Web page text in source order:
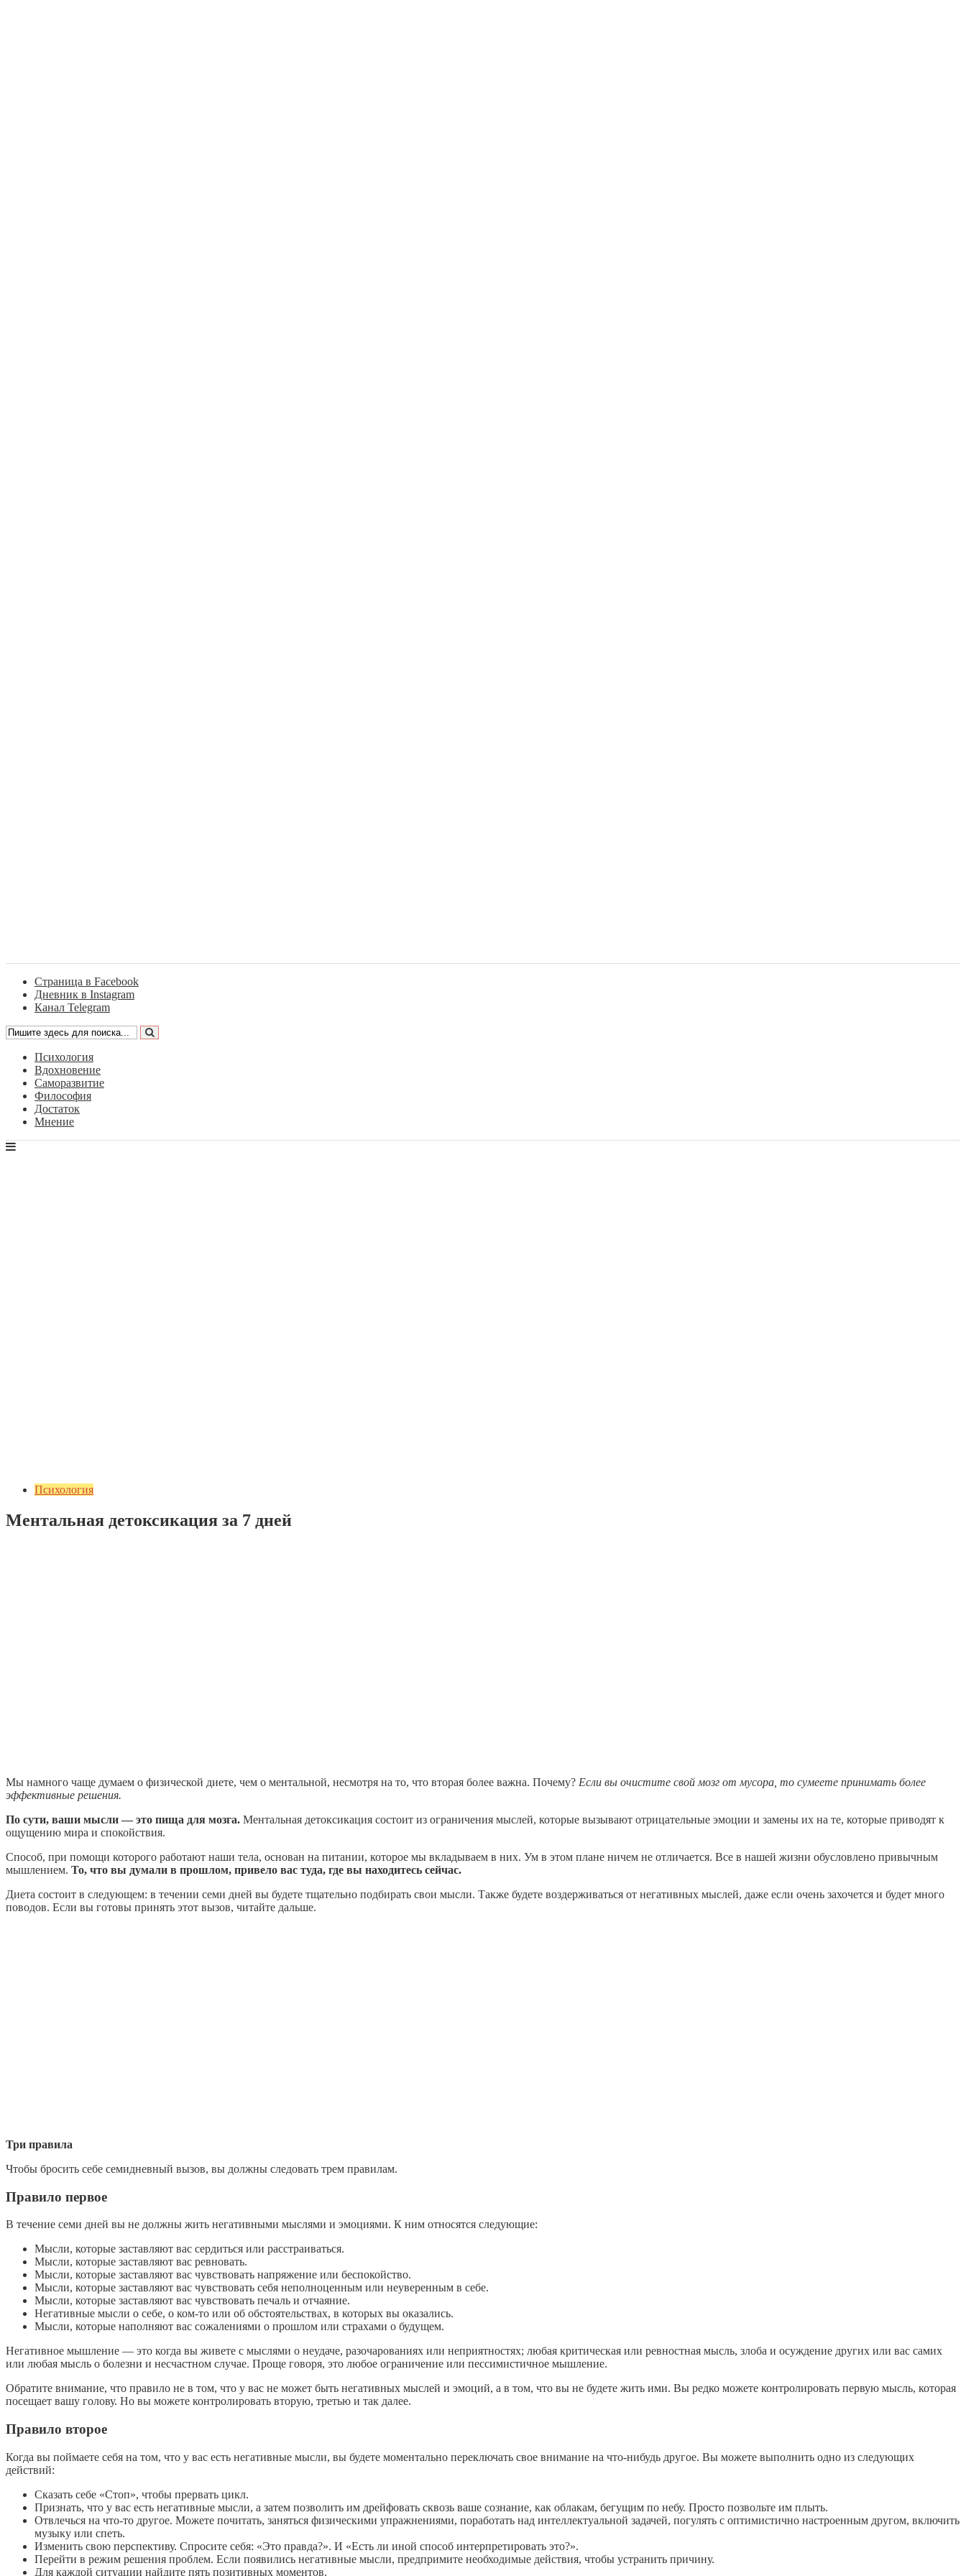
Страница в Facebook
Дневник в Instagram
Канал Telegram
Психология
Вдохновение
Саморазвитие
Философия
Достаток
Мнение
Психология
Ментальная детоксикация за 7 дней
Мы намного чаще думаем о физической диете, чем о ментальной, несмотря на то, что вторая более важна. Почему? Если вы очистите свой мозг от мусора, то сумеете принимать более
эффективные решения.
По сути, ваши мысли — это пища для мозга. Ментальная детоксикация состоит из ограничения мыслей, которые вызывают отрицательные эмоции и замены их на те, которые приводят к
ощущению мира и спокойствия.
Способ, при помощи которого работают наши тела, основан на питании, которое мы вкладываем в них. Ум в этом плане ничем не отличается. Все в нашей жизни обусловлено привычным
мышлением. То, что вы думали в прошлом, привело вас туда, где вы находитесь сейчас.
Диета состоит в следующем: в течении семи дней вы будете тщательно подбирать свои мысли. Также будете воздерживаться от негативных мыслей, даже если очень захочется и будет много
поводов. Если вы готовы принять этот вызов, читайте дальше.
Три правила
Чтобы бросить себе семидневный вызов, вы должны следовать трем правилам.
Правило первое
В течение семи дней вы не должны жить негативными мыслями и эмоциями. К ним относятся следующие:
Мысли, которые заставляют вас сердиться или расстраиваться.
Мысли, которые заставляют вас ревновать.
Мысли, которые заставляют вас чувствовать напряжение или беспокойство.
Мысли, которые заставляют вас чувствовать себя неполноценным или неуверенным в себе.
Мысли, которые заставляют вас чувствовать печаль и отчаяние.
Негативные мысли о себе, о ком-то или об обстоятельствах, в которых вы оказались.
Мысли, которые наполняют вас сожалениями о прошлом или страхами о будущем.
Негативное мышление — это когда вы живете с мыслями о неудаче, разочарованиях или неприятностях; любая критическая или ревностная мысль, злоба и осуждение других или вас самих
или любая мысль о болезни и несчастном случае. Проще говоря, это любое ограничение или пессимистичное мышление.
Обратите внимание, что правило не в том, что у вас не может быть негативных мыслей и эмоций, а в том, что вы не будете жить ими. Вы редко можете контролировать первую мысль, которая
посещает вашу голову. Но вы можете контролировать вторую, третью и так далее.
Правило второе
Когда вы поймаете себя на том, что у вас есть негативные мысли, вы будете моментально переключать свое внимание на что-нибудь другое. Вы можете выполнить одно из следующих
действий:
Сказать себе «Стоп», чтобы прервать цикл.
Признать, что у вас есть негативные мысли, а затем позволить им дрейфовать сквозь ваше сознание, как облакам, бегущим по небу. Просто позвольте им плыть.
Отвлечься на что-то другое. Можете почитать, заняться физическими упражнениями, поработать над интеллектуальной задачей, погулять с оптимистично настроенным другом, включить
музыку или спеть.
Изменить свою перспективу. Спросите себя: «Это правда?». И «Есть ли иной способ интерпретировать это?».
Перейти в режим решения проблем. Если появились негативные мысли, предпримите необходимые действия, чтобы устранить причину.
Для каждой ситуации найдите пять позитивных моментов.